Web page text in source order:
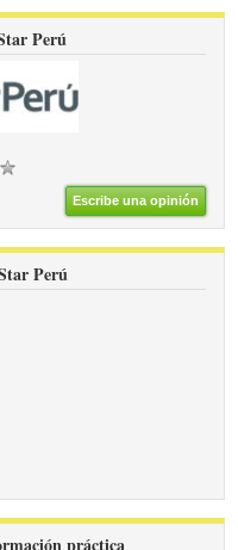
Perú
Escribe una opinión
Perú
práctica